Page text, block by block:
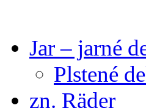
Jar – jarné
Plstené
zn. Räder